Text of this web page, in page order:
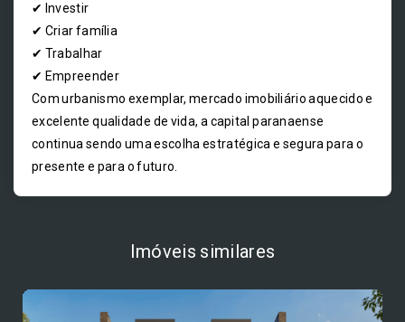
✔ Investir
✔ Criar família
✔ Trabalhar
✔ Empreender
Com urbanismo exemplar, mercado imobiliário aquecido e
excelente qualidade de vida, a capital paranaense
continua sendo uma escolha estratégica e segura para o
presente e para o futuro.
Imóveis similares